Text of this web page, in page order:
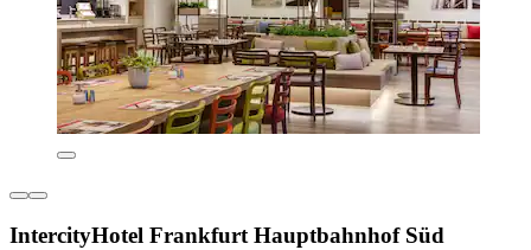
IntercityHotel Frankfurt Hauptbahnhof Süd